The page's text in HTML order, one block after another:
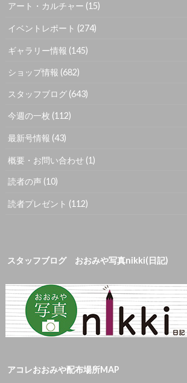
アート・カルチャー (15)
イベントレポート (274)
ギャラリー情報 (145)
ショップ情報 (682)
スタッフブログ (643)
今週の一枚 (112)
最新号情報 (43)
概要・お問い合わせ (1)
読者の声 (10)
読者プレゼント (112)
スタッフブログ おおみや写真nikki(日記)
アコレおおみや配布場所MAP